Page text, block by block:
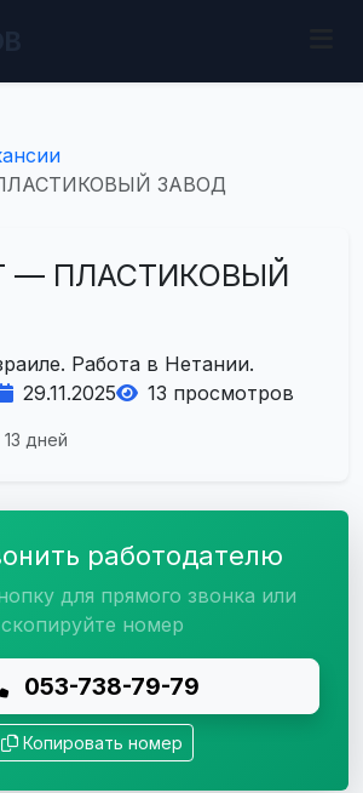
ЗАВОД
— ПЛАСТИКОВЫЙ
Работа в Нетании.
29.11.2025 13 просмотров
дней
работодателю
для прямого звонка или
скопируйте номер
053-738-79-79
Копировать номер